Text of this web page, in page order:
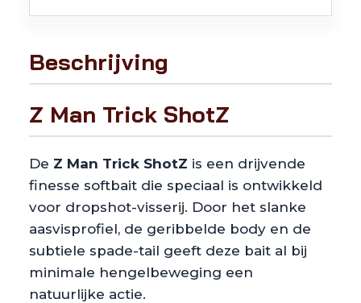
Beschrijving
Z Man Trick ShotZ
De Z Man Trick ShotZ is een drijvende
finesse softbait die speciaal is ontwikkeld
voor dropshot-visserij. Door het slanke
aasvisprofiel, de geribbelde body en de
subtiele spade-tail geeft deze bait al bij
minimale hengelbeweging een
natuurlijke actie.